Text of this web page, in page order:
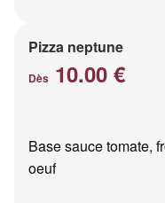
Pizza neptune
Dès 10.00 €
Base sauce tomate,
oeuf